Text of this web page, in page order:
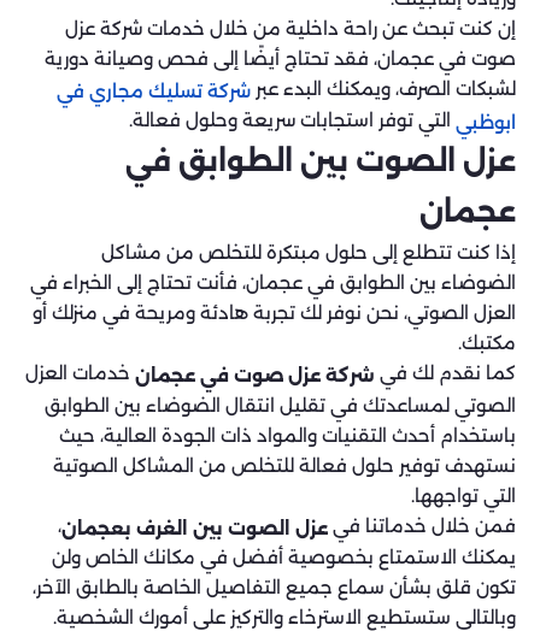
إن كنت تبحث عن راحة داخلية من خلال خدمات شركة عزل
صوت في عجمان، فقد تحتاج أيضًا إلى فحص وصيانة دورية
لشبكات الصرف، ويمكنك البدء عبر شركة تسليك مجاري في
ابوظبي التي توفر استجابات سريعة وحلول فعالة.
عزل الصوت بين الطوابق في
عجمان
إذا كنت تتطلع إلى حلول مبتكرة للتخلص من مشاكل
الضوضاء بين الطوابق في عجمان، فأنت تحتاج إلى الخبراء في
العزل الصوتي، نحن نوفر لك تجربة هادئة ومريحة في منزلك أو
مكتبك.
كما نقدم لك في شركة عزل صوت في عجمان خدمات العزل
الصوتي لمساعدتك في تقليل انتقال الضوضاء بين الطوابق
باستخدام أحدث التقنيات والمواد ذات الجودة العالية، حيث
نستهدف توفير حلول فعالة للتخلص من المشاكل الصوتية
التي تواجهها.
فمن خلال خدماتنا في عزل الصوت بين الغرف بعجمان،
يمكنك الاستمتاع بخصوصية أفضل في مكانك الخاص ولن
تكون قلق بشأن سماع جميع التفاصيل الخاصة بالطابق الآخر،
وبالتالي ستستطيع الاسترخاء والتركيز على أمورك الشخصية.